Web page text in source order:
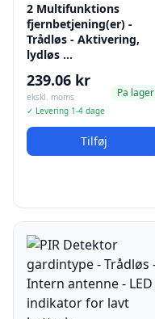
2 Multifunktions
fjernbetjening(er) -
Trådløs - Aktivering,
lydløs …
239.06 kr
ekskl. moms
✓ Levering 1-4 dage
Pa lager
Tilføj